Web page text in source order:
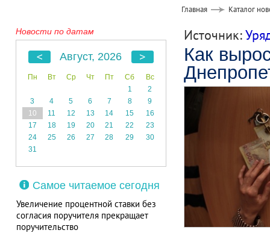
Главная Каталог
Новости по датам
Август, 2026
Пн Вт Ср Чт Пт Сб
Вс
1
2
3
4 5 6 7 8
9
10
11 12 13 14 15
16
17
18 19 20 21 22
23
24
25 26 27 28 29
30
31
Самое читаемое сегодня
Увеличение процентной ставки без
согласия поручителя прекращает
поручительство
Источник:
Как